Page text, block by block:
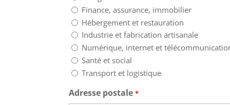
Finance, assurance, immobilier
Hébergement et restauration
Industrie et fabrication artisanale
Numérique, internet et
Santé et social
Transport et logistique
Adresse postale *